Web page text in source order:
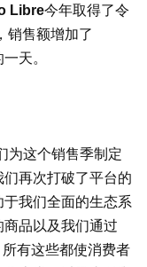
Libre今年取得了令
销售额增加了
天。
为这个销售季制定
再次打破了平台的
我们全面的生态系
品以及我们通过
有这些都使消费者